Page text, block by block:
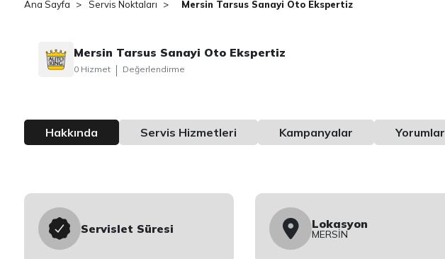
Ana Sayfa Servis Noktaları Mersin Tarsus Sanayi Oto Ekspertiz
Mersin Tarsus Sanayi Oto Ekspertiz
0 Hizmet Değerlendirme
Hakkında Servis Hizmetleri Kampanyalar Yorumlar
Servislet Süresi Lokasyon
MERSİN